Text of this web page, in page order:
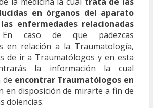
en órganos del aparato
enfermedades relacionadas
caso de que padezcas
en relación a la Traumatología,
de ir a Traumatólogos y en esta
la información la cual
de encontrar Traumatólogos en
en disposición de mirarte a fin de
dolencias.